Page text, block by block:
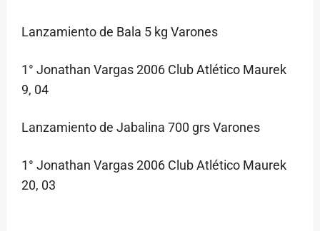
Lanzamiento de Bala 5 kg Varones
1° Jonathan Vargas 2006 Club Atlético Maurek
9, 04
Lanzamiento de Jabalina 700 grs Varones
1° Jonathan Vargas 2006 Club Atlético Maurek
20, 03